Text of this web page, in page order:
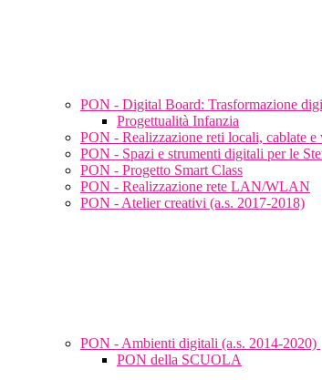
PON - Digital Board: Trasformazione
Progettualità Infanzia
PON - Realizzazione reti locali, cablate e
PON - Spazi e strumenti digitali per le
PON - Progetto Smart Class
PON - Realizzazione rete LAN/WLAN
PON - Atelier creativi (a.s. 2017-2018)
PON - Ambienti digitali (a.s. 2014-2020)
PON della SCUOLA